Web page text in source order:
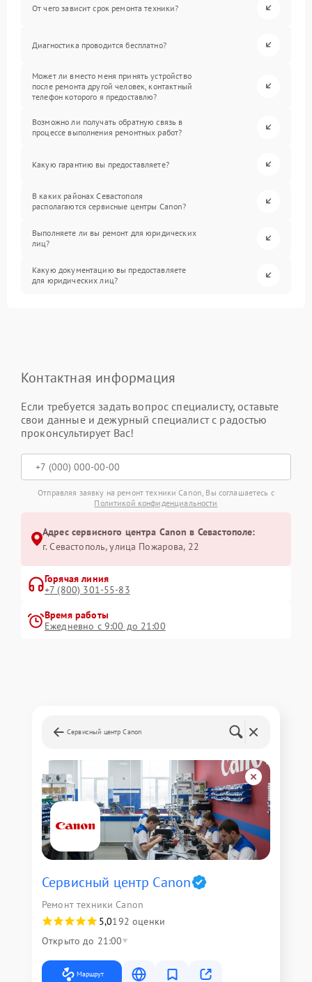
От чего зависит срок ремонта техники?
Диагностика проводится бесплатно?
Может ли вместо меня принять устройство
после ремонта другой человек, контактный
телефон которого я предоставлю?
Возможно ли получать обратную связь в
процессе выполнения ремонтных работ?
Какую гарантию вы предоставляете?
В каких районах Севастополя
располагаются сервисные центры Canon?
Выполняете ли вы ремонт для юридических
лиц?
Какую документацию вы предоставляете
для юридических лиц?
Контактная информация
Если требуется задать вопрос специалисту, оставьте
свои данные и дежурный специалист с радостью
проконсультирует Вас!
Отправляя заявку на ремонт техники Canon, Вы соглашаетесь с
Политикой конфиденциальности
Адрес сервисного центра Canon в Севастополе:
г. Севастополь, улица Пожарова, 22
Горячая линия
+7 (800) 301-55-83
Время работы
Ежедневно с 9:00 до 21:00
Сервисный центр Canon
Сервисный центр Canon
Ремонт техники Canon
5,0192 оценки
Открыто до 21:00
Маршрут